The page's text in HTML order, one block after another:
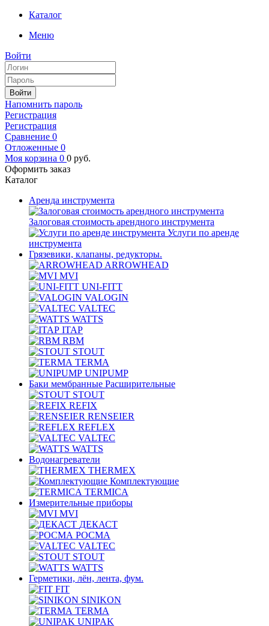
Каталог
Меню
Войти
Войти
Напомнить пароль
Регистрация
Регистрация
Сравнение 0
Отложенные 0
Моя корзина 0 0 руб.
Оформить заказ
Каталог
Аренда инструмента
Залоговая стоимость арендного инструмента
Услуги по аренде
инструмента
Грязевики, клапаны, редукторы.
ARROWHEAD
MVI
UNI-FITT
VALOGIN
VALTEC
WATTS
ITAP
RBM
STOUT
TERMA
UNIPUMP
Баки мембранные Расширительные
STOUT
REFIX
RENSEIER
REFLEX
VALTEC
WATTS
Водонагреватели
THERMEX
Комплектующие
TERMICA
Измерительные приборы
MVI
ДЕКАСТ
РОСМА
VALTEC
STOUT
WATTS
Герметики, лён, лента, фум.
FIT
SINIKON
TERMA
UNIPAK